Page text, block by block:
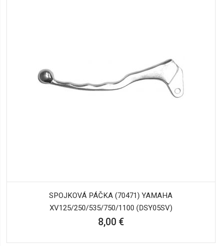
SPOJKOVÁ PÁČKA (70471) YAMAHA
XV125/250/535/750/1100 (DSY05SV)
8,00 €